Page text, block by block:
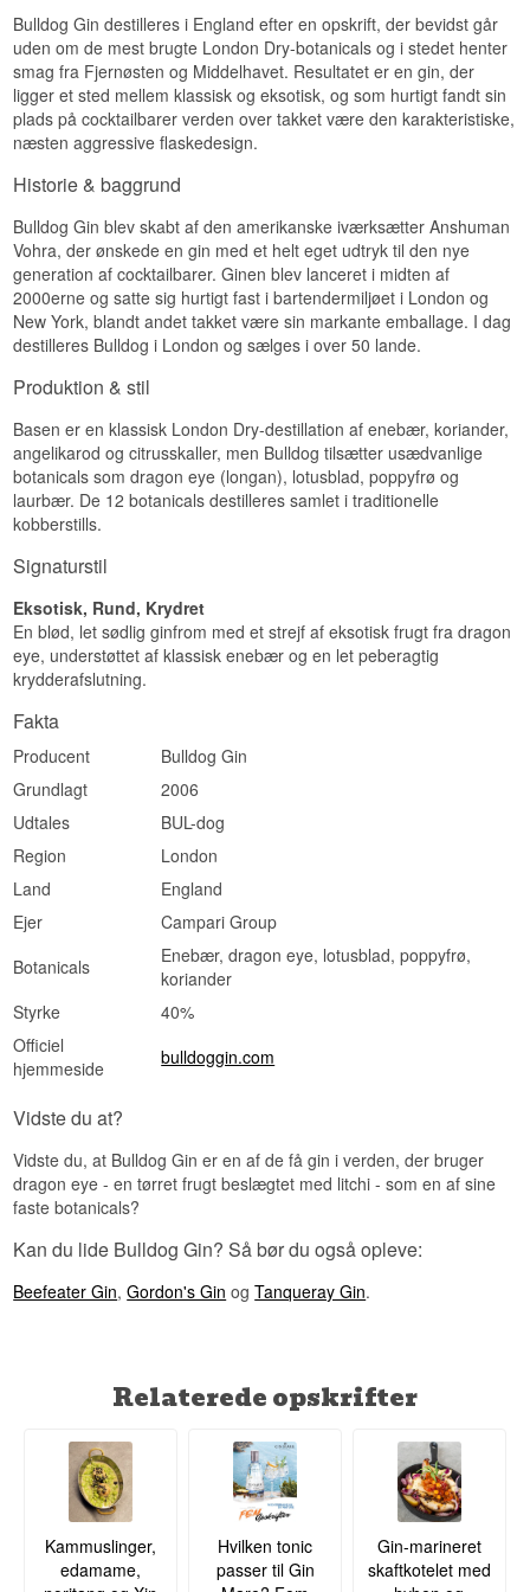
Produktinformation:
Destilleri:Bulldog
Type:Premium London Dry Gin
lotusblade, tyrkisk hvid birkes, fransk
lavendel
Alkoholstyrke: 40 %
Indhold:70 cl
Anbefalet tonic:Fever-Tree
Anbefalet garnish:Skive citron
Bulldog Gin destilleres i England efter en opskrift, der bevidst går
uden om de mest brugte London Dry-botanicals og i stedet henter
smag fra Fjernøsten og Middelhavet. Resultatet er en gin, der
ligger et sted mellem klassisk og eksotisk, og som hurtigt fandt sin
plads på cocktailbarer verden over takket være den karakteristiske,
næsten aggressive flaskedesign.
Historie & baggrund
Bulldog Gin blev skabt af den amerikanske iværksætter Anshuman
Vohra, der ønskede en gin med et helt eget udtryk til den nye
generation af cocktailbarer. Ginen blev lanceret i midten af
2000erne og satte sig hurtigt fast i bartendermiljøet i London og
New York, blandt andet takket være sin markante emballage. I dag
destilleres Bulldog i London og sælges i over 50 lande.
Produktion & stil
Basen er en klassisk London Dry-destillation af enebær, koriander,
angelikarod og citrusskaller, men Bulldog tilsætter usædvanlige
botanicals som dragon eye (longan), lotusblad, poppyfrø og
laurbær. De 12 botanicals destilleres samlet i traditionelle
kobberstills.
Signaturstil
Eksotisk, Rund, Krydret
En blød, let sødlig ginfrom med et strejf af eksotisk frugt fra dragon
eye, understøttet af klassisk enebær og en let peberagtig
krydderafslutning.
Fakta
Producent
Bulldog Gin
Grundlagt
2006
Udtales
BUL-dog
Region
London
Land
England
Ejer
Campari Group
Botanicals
Enebær, dragon eye, lotusblad, poppyfrø,
koriander
Styrke
40%
Officiel
hjemmeside
bulldoggin.com
Vidste du at?
Vidste du, at Bulldog Gin er en af de få gin i verden, der bruger
dragon eye - en tørret frugt beslægtet med litchi - som en af sine
faste botanicals?
Kan du lide Bulldog Gin? Så bør du også opleve:
Beefeater Gin,Gordon's Gin ogTanqueray Gin.
Relaterede opskrifter
Kammuslinger,
edamame,
Hvilken tonic
passer til Gin
Gin-marineret
skaftkotelet med